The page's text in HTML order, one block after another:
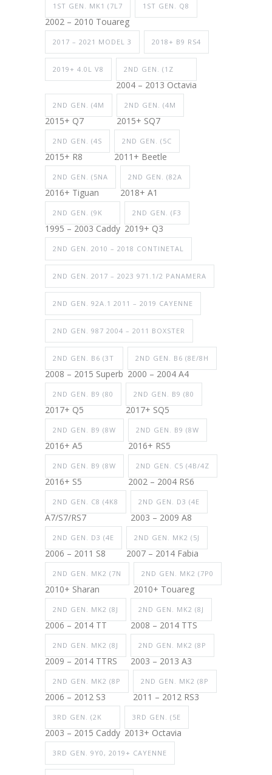
1ST GEN. MK1 (7L7
2002 – 2010 Touareg
1ST GEN. Q8
2017 – 2021 MODEL 3 2018+ B9 RS4
2019+ 4.0L V8 2ND GEN. (1Z
2004 – 2013 Octavia
2ND GEN. (4M
2015+ Q7
2ND GEN. (4M
2015+ SQ7
2ND GEN. (4S
2015+ R8
2ND GEN. (5C
2011+ Beetle
2ND GEN. (5NA
2016+ Tiguan
2ND GEN. (82A
2018+ A1
2ND GEN. (9K
1995 – 2003 Caddy
2ND GEN. (F3
2019+ Q3
2ND GEN. 2010 – 2018 CONTINETAL
2ND GEN. 2017 – 2023 971.1/2 PANAMERA
2ND GEN. 92A.1 2011 – 2019 CAYENNE
2ND GEN. 987 2004 – 2011 BOXSTER
2ND GEN. B6 (3T
2008 – 2015 Superb
2ND GEN. B6 (8E/8H
2000 – 2004 A4
2ND GEN. B9 (80
2017+ Q5
2ND GEN. B9 (80
2017+ SQ5
2ND GEN. B9 (8W
2016+ A5
2ND GEN. B9 (8W
2016+ RS5
2ND GEN. B9 (8W
2016+ S5
2ND GEN. C5 (4B/4Z
2002 – 2004 RS6
2ND GEN. C8 (4K8
A7/S7/RS7
2ND GEN. D3 (4E
2003 – 2009 A8
2ND GEN. D3 (4E
2006 – 2011 S8
2ND GEN. MK2 (5J
2007 – 2014 Fabia
2ND GEN. MK2 (7N
2010+ Sharan
2ND GEN. MK2 (7P0
2010+ Touareg
2ND GEN. MK2 (8J
2006 – 2014 TT
2ND GEN. MK2 (8J
2008 – 2014 TTS
2ND GEN. MK2 (8J
2009 – 2014 TTRS
2ND GEN. MK2 (8P
2003 – 2013 A3
2ND GEN. MK2 (8P
2006 – 2012 S3
2ND GEN. MK2 (8P
2011 – 2012 RS3
3RD GEN. (2K
2003 – 2015 Caddy
3RD GEN. (5E
2013+ Octavia
3RD GEN. 9Y0, 2019+ CAYENNE